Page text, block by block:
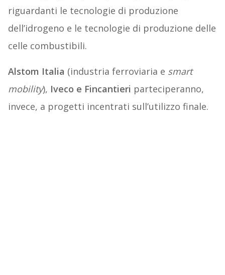
riguardanti le tecnologie di produzione
dell’idrogeno e le tecnologie di produzione delle
celle combustibili.
Alstom Italia (industria ferroviaria e smart
mobility), Iveco e Fincantieri parteciperanno,
invece, a progetti incentrati sull’utilizzo finale.